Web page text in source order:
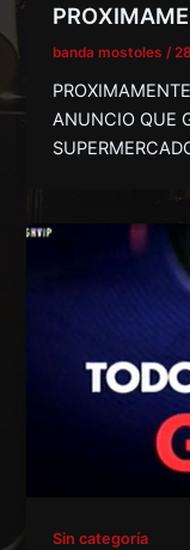
banda mostoles /
ANUNCIO QUE
Sin categoría